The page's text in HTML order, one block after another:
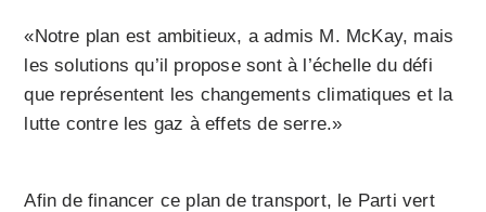
«Notre plan est ambitieux, a admis M. McKay, mais
les solutions qu’il propose sont à l’échelle du défi
que représentent les changements climatiques et la
lutte contre les gaz à effets de serre.»
Afin de financer ce plan de transport, le Parti vert